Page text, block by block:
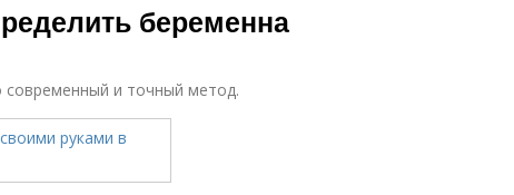
беременна
современный и точный метод.